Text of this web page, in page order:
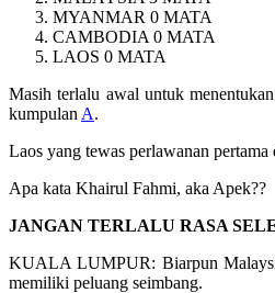
MYANMAR 0 MATA
CAMBODIA 0 MATA
LAOS 0 MATA
Masih terlalu awal untuk
kumpulan A.
Laos yang tewas perlawanan
Apa kata Khairul Fahmi, aka Apek??
JANGAN TERLALU RASA
KUALA LUMPUR: Biarpun
memiliki peluang seimbang.